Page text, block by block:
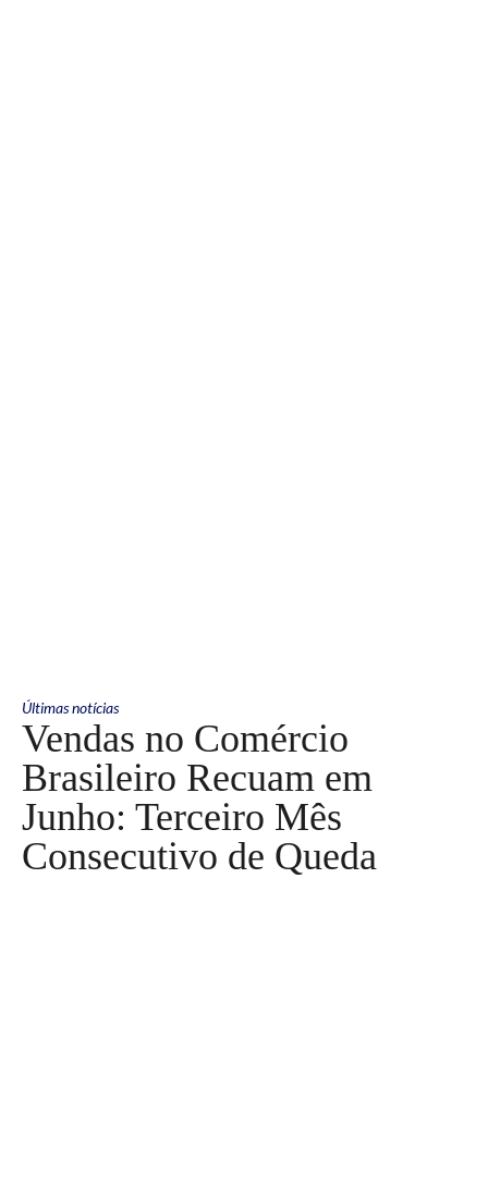
Últimas notícias
Vendas no Comércio
Brasileiro Recuam em
Junho: Terceiro Mês
Consecutivo de Queda